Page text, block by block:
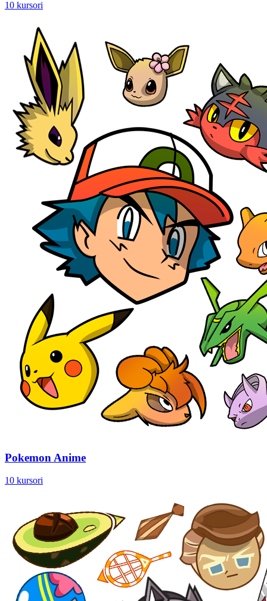
10 kursori
Pokemon Anime
10 kursori